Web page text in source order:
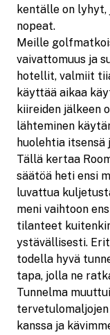
kentälle on
nopeat.
Meille
vaivattomuus ja
hotellit, valmiit
käyttää aikaa
kiireiden jälkeen
lähteminen
huolehtia
Tällä kertaa
säätöä heti ensi
luvattua
meni vaihtoon
tilanteet
ystävällisesti.
todella hyvä
tapa, jolla ne
Tunnelma
kanssa ja